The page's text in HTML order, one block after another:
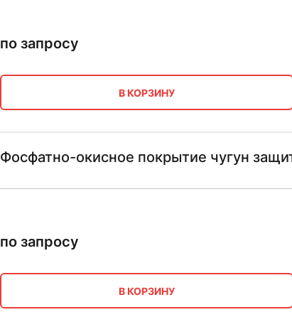
по запросу
В КОРЗИНУ
Фосфатно-окисное покрытие чугун
по запросу
В КОРЗИНУ